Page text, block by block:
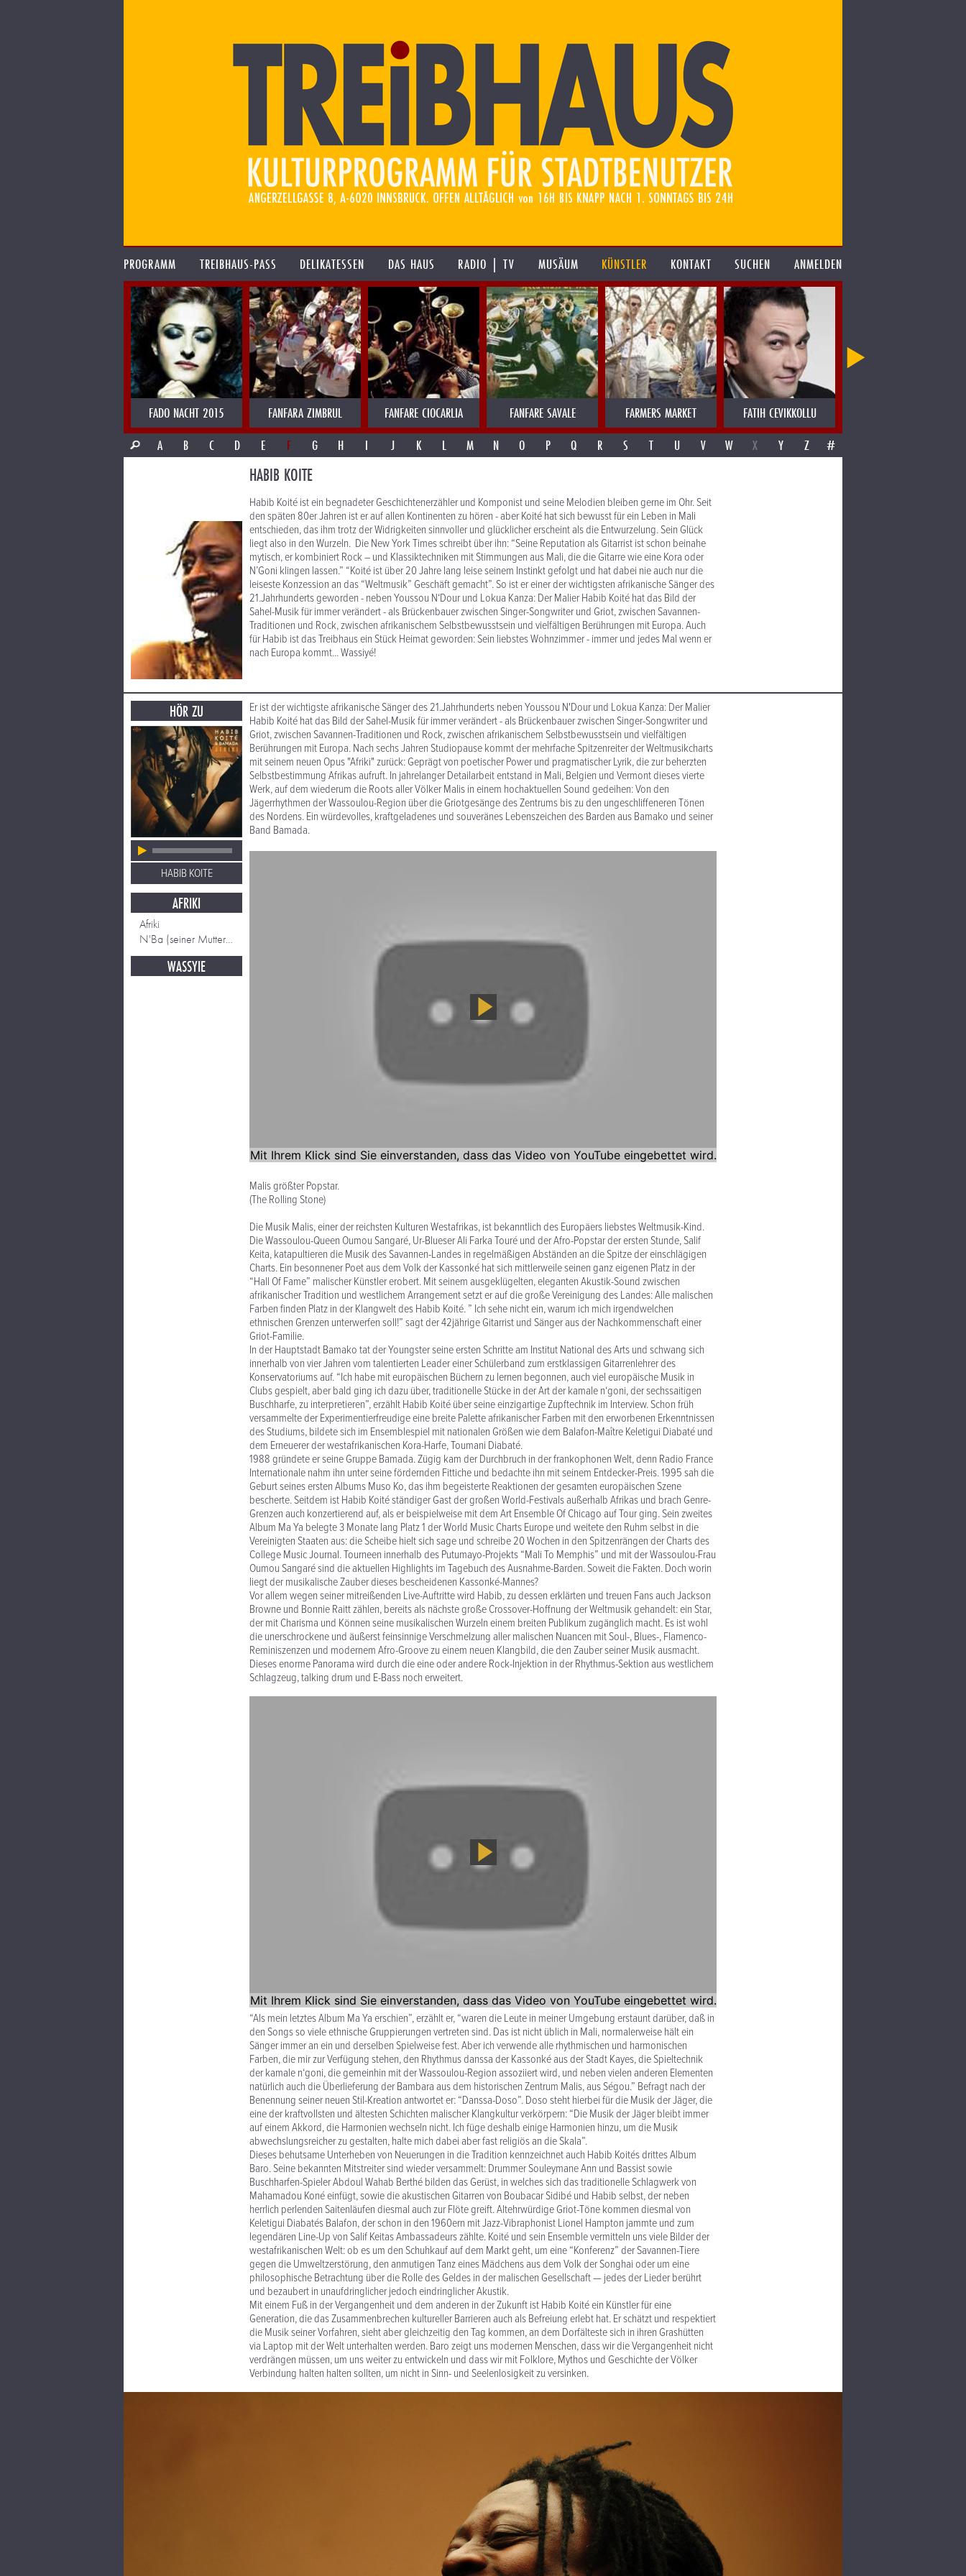
PROGRAMM TREIBHAUS-PASS DELIKATESSEN DAS HAUS RADIO | TV MUSÄUM KÜNSTLER KONTAKT SUCHEN ANMELDEN
FADO NACHT 2015 FANFARA ZIMBRUL FANFARE CIOCARLIA FANFARE SAVALE FARMERS MARKET FATIH CEVIKKOLLU
A
B C D E F G H I J K L M N O P Q R S T U V W X Y Z #
HABIB KOITE
Habib Koité ist ein begnadeter Geschichtenerzähler und Komponist und seine Melodien bleiben gerne im Ohr. Seit
den späten 80er Jahren ist er auf allen Kontinenten zu hören - aber Koité hat sich bewusst für ein Leben in Mali
entschieden, das ihm trotz der Widrigkeiten sinnvoller und glücklicher erscheint als die Entwurzelung. Sein Glück
liegt also in den Wurzeln. Die New York Times schreibt über ihn: “Seine Reputation als Gitarrist ist schon beinahe
mytisch, er kombiniert Rock – und Klassiktechniken mit Stimmungen aus Mali, die die Gitarre wie eine Kora oder
N’Goni klingen lassen.” “Koité ist über 20 Jahre lang leise seinem Instinkt gefolgt und hat dabei nie auch nur die
leiseste Konzession an das “Weltmusik” Geschäft gemacht”. So ist er einer der wichtigsten afrikanische Sänger des
21.Jahrhunderts geworden - neben Youssou N‘Dour und Lokua Kanza: Der Malier Habib Koité hat das Bild der
Sahel-Musik für immer verändert - als Brückenbauer zwischen Singer-Songwriter und Griot, zwischen Savannen-
Traditionen und Rock, zwischen afrikanischem Selbstbewusstsein und vielfältigen Berührungen mit Europa. Auch
für Habib ist das Treibhaus ein Stück Heimat geworden: Sein liebstes Wohnzimmer - immer und jedes Mal wenn er
nach Europa kommt... Wassiyé!
HÖR ZU
HABIB KOITE
AFRIKI
Afriki
N'Ba (seiner Mutter gewidmet)
WASSYIE
Er ist der wichtigste afrikanische Sänger des 21.Jahrhunderts neben Youssou N'Dour und Lokua Kanza: Der Malier
Habib Koité hat das Bild der Sahel-Musik für immer verändert - als Brückenbauer zwischen Singer-Songwriter und
Griot, zwischen Savannen-Traditionen und Rock, zwischen afrikanischem Selbstbewusstsein und vielfältigen
Berührungen mit Europa. Nach sechs Jahren Studiopause kommt der mehrfache Spitzenreiter der Weltmusikcharts
mit seinem neuen Opus "Afriki" zurück: Geprägt von poetischer Power und pragmatischer Lyrik, die zur beherzten
Selbstbestimmung Afrikas aufruft. In jahrelanger Detailarbeit entstand in Mali, Belgien und Vermont dieses vierte
Werk, auf dem wiederum die Roots aller Völker Malis in einem hochaktuellen Sound gedeihen: Von den
Jägerrhythmen der Wassoulou-Region über die Griotgesänge des Zentrums bis zu den ungeschliffeneren Tönen
des Nordens. Ein würdevolles, kraftgeladenes und souveränes Lebenszeichen des Barden aus Bamako und seiner
Band Bamada.
Malis größter Popstar.
(The Rolling Stone)
Die Musik Malis, einer der reichsten Kulturen Westafrikas, ist bekanntlich des Europäers liebstes Weltmusik-Kind.
Die Wassoulou-Queen Oumou Sangaré, Ur-Blueser Ali Farka Touré und der Afro-Popstar der ersten Stunde, Salif
Keita, katapultieren die Musik des Savannen-Landes in regelmäßigen Abständen an die Spitze der einschlägigen
Charts. Ein besonnener Poet aus dem Volk der Kassonké hat sich mittlerweile seinen ganz eigenen Platz in der
“Hall Of Fame” malischer Künstler erobert. Mit seinem ausgeklügelten, eleganten Akustik-Sound zwischen
afrikanischer Tradition und westlichem Arrangement setzt er auf die große Vereinigung des Landes: Alle malischen
Farben finden Platz in der Klangwelt des Habib Koité. ” Ich sehe nicht ein, warum ich mich irgendwelchen
ethnischen Grenzen unterwerfen soll!” sagt der 42jährige Gitarrist und Sänger aus der Nachkommenschaft einer
Griot-Familie.
In der Hauptstadt Bamako tat der Youngster seine ersten Schritte am Institut National des Arts und schwang sich
innerhalb von vier Jahren vom talentierten Leader einer Schülerband zum erstklassigen Gitarrenlehrer des
Konservatoriums auf. “Ich habe mit europäischen Büchern zu lernen begonnen, auch viel europäische Musik in
Clubs gespielt, aber bald ging ich dazu über, traditionelle Stücke in der Art der kamale n‘goni, der sechssaitigen
Buschharfe, zu interpretieren”, erzählt Habib Koité über seine einzigartige Zupftechnik im Interview. Schon früh
versammelte der Experimentierfreudige eine breite Palette afrikanischer Farben mit den erworbenen Erkenntnissen
des Studiums, bildete sich im Ensemblespiel mit nationalen Größen wie dem Balafon-Maître Keletigui Diabaté und
dem Erneuerer der westafrikanischen Kora-Harfe, Toumani Diabaté.
1988 gründete er seine Gruppe Bamada. Zügig kam der Durchbruch in der frankophonen Welt, denn Radio France
Internationale nahm ihn unter seine fördernden Fittiche und bedachte ihn mit seinem Entdecker-Preis. 1995 sah die
Geburt seines ersten Albums Muso Ko, das ihm begeisterte Reaktionen der gesamten europäischen Szene
bescherte. Seitdem ist Habib Koité ständiger Gast der großen World-Festivals außerhalb Afrikas und brach Genre-
Grenzen auch konzertierend auf, als er beispielweise mit dem Art Ensemble Of Chicago auf Tour ging. Sein zweites
Album Ma Ya belegte 3 Monate lang Platz 1 der World Music Charts Europe und weitete den Ruhm selbst in die
Vereinigten Staaten aus: die Scheibe hielt sich sage und schreibe 20 Wochen in den Spitzenrängen der Charts des
College Music Journal. Tourneen innerhalb des Putumayo-Projekts “Mali To Memphis” und mit der Wassoulou-Frau
Oumou Sangaré sind die aktuellen Highlights im Tagebuch des Ausnahme-Barden. Soweit die Fakten. Doch worin
liegt der musikalische Zauber dieses bescheidenen Kassonké-Mannes?
Vor allem wegen seiner mitreißenden Live-Auftritte wird Habib, zu dessen erklärten und treuen Fans auch Jackson
Browne und Bonnie Raitt zählen, bereits als nächste große Crossover-Hoffnung der Weltmusik gehandelt: ein Star,
der mit Charisma und Können seine musikalischen Wurzeln einem breiten Publikum zugänglich macht. Es ist wohl
die unerschrockene und äußerst feinsinnige Verschmelzung aller malischen Nuancen mit Soul-, Blues-, Flamenco-
Reminiszenzen und modernem Afro-Groove zu einem neuen Klangbild, die den Zauber seiner Musik ausmacht.
Dieses enorme Panorama wird durch die eine oder andere Rock-Injektion in der Rhythmus-Sektion aus westlichem
Schlagzeug, talking drum und E-Bass noch erweitert.
“Als mein letztes Album Ma Ya erschien”, erzählt er, “waren die Leute in meiner Umgebung erstaunt darüber, daß in
den Songs so viele ethnische Gruppierungen vertreten sind. Das ist nicht üblich in Mali, normalerweise hält ein
Sänger immer an ein und derselben Spielweise fest. Aber ich verwende alle rhythmischen und harmonischen
Farben, die mir zur Verfügung stehen, den Rhythmus danssa der Kassonké aus der Stadt Kayes, die Spieltechnik
der kamale n‘goni, die gemeinhin mit der Wassoulou-Region assoziiert wird, und neben vielen anderen Elementen
natürlich auch die Überlieferung der Bambara aus dem historischen Zentrum Malis, aus Ségou.” Befragt nach der
Benennung seiner neuen Stil-Kreation antwortet er: “Danssa-Doso”. Doso steht hierbei für die Musik der Jäger, die
eine der kraftvollsten und ältesten Schichten malischer Klangkultur verkörpern: “Die Musik der Jäger bleibt immer
auf einem Akkord, die Harmonien wechseln nicht. Ich füge deshalb einige Harmonien hinzu, um die Musik
abwechslungsreicher zu gestalten, halte mich dabei aber fast religiös an die Skala”.
Dieses behutsame Unterheben von Neuerungen in die Tradition kennzeichnet auch Habib Koités drittes Album
Baro. Seine bekannten Mitstreiter sind wieder versammelt: Drummer Souleymane Ann und Bassist sowie
Buschharfen-Spieler Abdoul Wahab Berthé bilden das Gerüst, in welches sich das traditionelle Schlagwerk von
Mahamadou Koné einfügt, sowie die akustischen Gitarren von Boubacar Sidibé und Habib selbst, der neben
herrlich perlenden Saitenläufen diesmal auch zur Flöte greift. Altehrwürdige Griot-Töne kommen diesmal von
Keletigui Diabatés Balafon, der schon in den 1960ern mit Jazz-Vibraphonist Lionel Hampton jammte und zum
legendären Line-Up von Salif Keitas Ambassadeurs zählte. Koité und sein Ensemble vermitteln uns viele Bilder der
westafrikanischen Welt: ob es um den Schuhkauf auf dem Markt geht, um eine “Konferenz” der Savannen-Tiere
gegen die Umweltzerstörung, den anmutigen Tanz eines Mädchens aus dem Volk der Songhai oder um eine
philosophische Betrachtung über die Rolle des Geldes in der malischen Gesellschaft — jedes der Lieder berührt
und bezaubert in unaufdringlicher jedoch eindringlicher Akustik.
Mit einem Fuß in der Vergangenheit und dem anderen in der Zukunft ist Habib Koité ein Künstler für eine
Generation, die das Zusammenbrechen kultureller Barrieren auch als Befreiung erlebt hat. Er schätzt und respektiert
die Musik seiner Vorfahren, sieht aber gleichzeitig den Tag kommen, an dem Dorfälteste sich in ihren Grashütten
via Laptop mit der Welt unterhalten werden. Baro zeigt uns modernen Menschen, dass wir die Vergangenheit nicht
verdrängen müssen, um uns weiter zu entwickeln und dass wir mit Folklore, Mythos und Geschichte der Völker
Verbindung halten halten sollten, um nicht in Sinn- und Seelenlosigkeit zu versinken.